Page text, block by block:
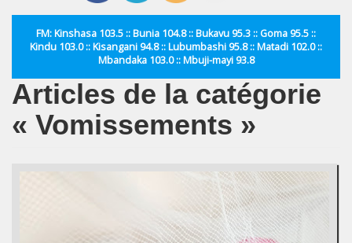
FM: Kinshasa 103.5 :: Bunia 104.8 :: Bukavu 95.3 :: Goma 95.5 ::
Kindu 103.0 :: Kisangani 94.8 :: Lubumbashi 95.8 :: Matadi 102.0 ::
Mbandaka 103.0 :: Mbuji-mayi 93.8
Articles de la catégorie
« Vomissements »